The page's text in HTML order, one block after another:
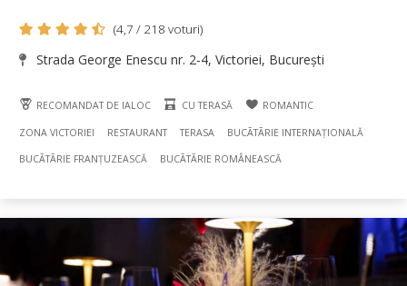
(4,7 / 218 voturi)
Strada George Enescu nr. 2-4, Victoriei, București
RECOMANDAT DE IALOC CU TERASĂ ROMANTIC
ZONA VICTORIEI RESTAURANT TERASA BUCÃTÃRIE INTERNAȚIONALĂ
BUCÃTÃRIE FRANȚUZEASCĂ BUCÃTÃRIE ROMÂNEASCĂ